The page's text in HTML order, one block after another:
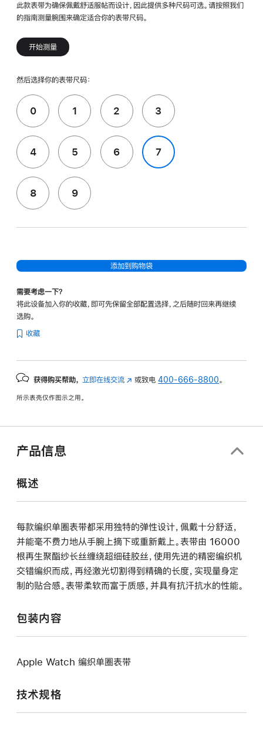
此款表带为确保佩戴舒适服帖而设计，因此提供多种尺码可选。请按照我们
的指南测量腕围来确定适合你的表带尺码。
开始测量
然后选择你的表带尺码：
0 1 2 3
4 5 6 7
8 9
添加到购物袋
需要考虑一下？
将此设备加入你的收藏，即可先保留全部配置选择，之后随时回来再继续
选购。
收藏
获得购买帮助， 立即在线交流 (在
中
或致电400-666-8800 。
所示表壳仅作图示之用。
产品信息
概述
每款编织单圈表带都采用独特的弹性设计，佩戴十分舒适，
并能毫不费力地从手腕上摘下或重新戴上。表带由 16000
根再生聚酯纱长丝缠绕超细硅胶丝，使用先进的精密编织机
交错编织而成，再经激光切割得到精确的长度，实现量身定
制的贴合感。表带柔软而富于质感，并具有抗汗抗水的性能。
包装内容
Apple Watch 编织单圈表带
技术规格